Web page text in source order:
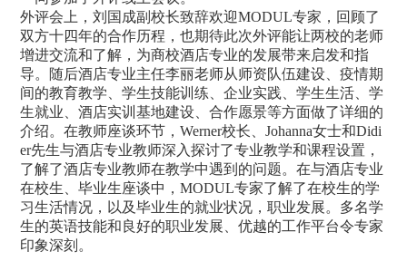
外评会上，刘国成副校长致辞欢迎MODUL专家，回顾了
双方十四年的合作历程，也期待此次外评能让两校的老师
增进交流和了解，为商校酒店专业的发展带来启发和指
导。随后酒店专业主任李丽老师从师资队伍建设、疫情期
间的教育教学、学生技能训练、企业实践、学生生活、学
生就业、酒店实训基地建设、合作愿景等方面做了详细的
介绍。在教师座谈环节，Werner校长、Johanna女士和Didi
er先生与酒店专业教师深入探讨了专业教学和课程设置，
了解了酒店专业教师在教学中遇到的问题。在与酒店专业
在校生、毕业生座谈中，MODUL专家了解了在校生的学
习生活情况，以及毕业生的就业状况，职业发展。多名学
生的英语技能和良好的职业发展、优越的工作平台令专家
印象深刻。